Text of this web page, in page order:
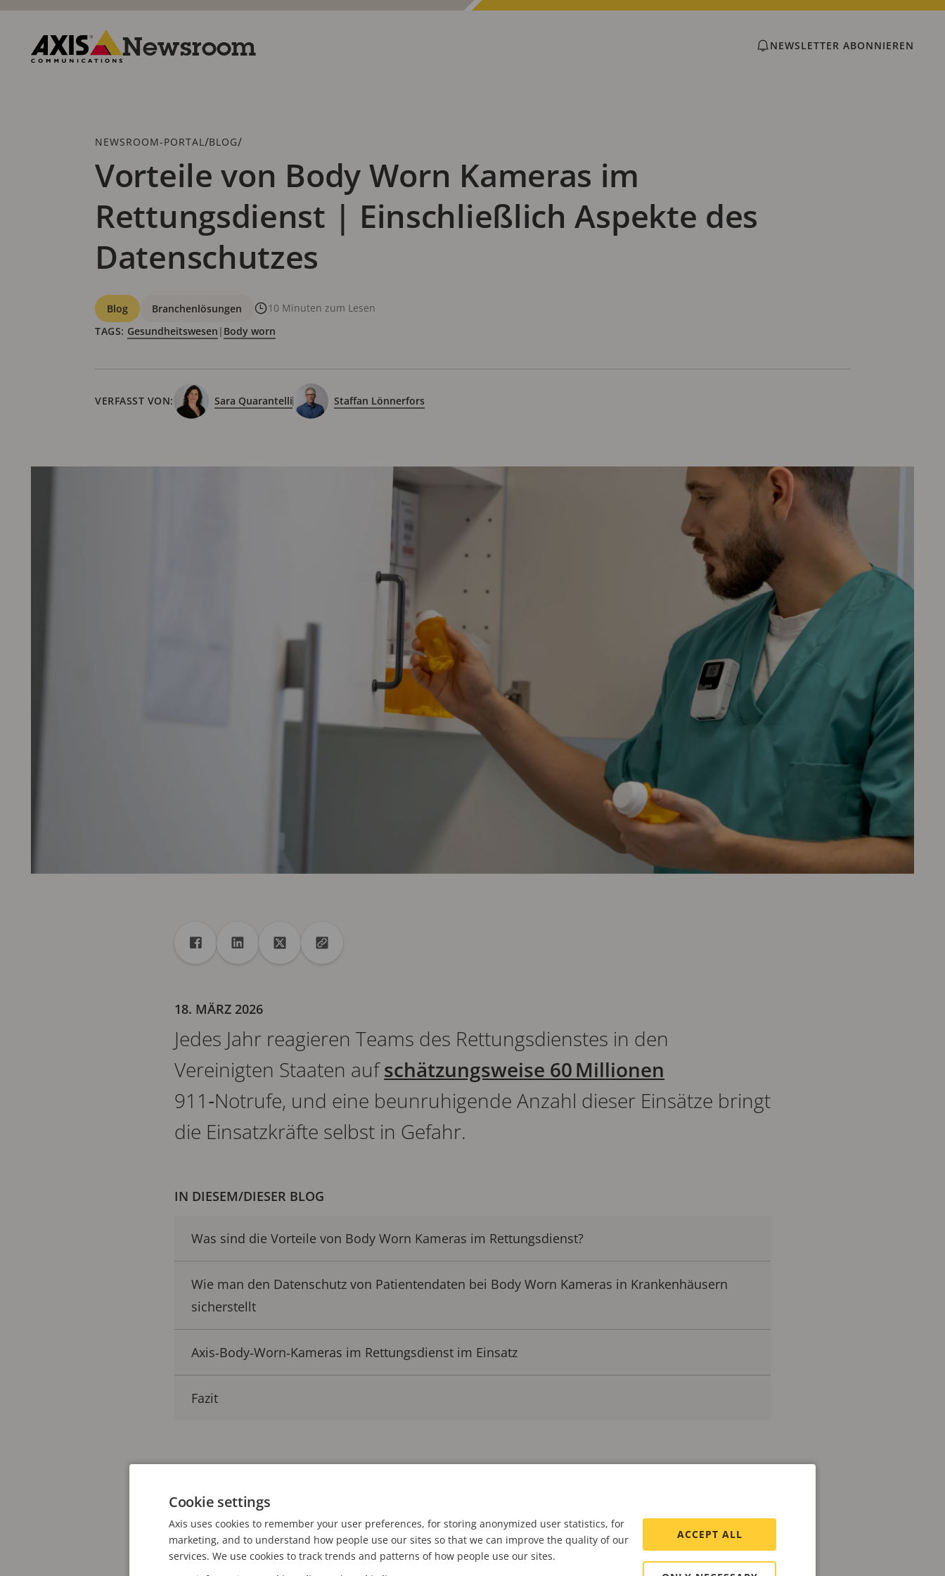
Zum
springen
Newsroom NEWSLETTER ABONNIEREN
Breadcrumb
NEWSROOM-PORTAL /BLOG/
Vorteile von Body Worn Kameras im
Rettungsdienst | Einschließlich Aspekte des
Datenschutzes
Kategorien
Blog Branchenlösungen
10 Minuten zum Lesen
TAGS: Gesundheitswesen | Body worn
VERFASST VON: Sara Quarantelli Staffan Lönnerfors
Freigabe
Teilen auf Facebook
Teilen auf Linkedin
Teilen auf XURL in die Zwischenablage kopieren
18. MÄRZ 2026
Jedes Jahr reagieren Teams des Rettungsdienstes in den
Vereinigten Staaten aufschätzungsweise 60 Millionen
911‑Notrufe, und eine beunruhigende Anzahl dieser Einsätze bringt
die Einsatzkräfte selbst in Gefahr.
IN DIESEM/DIESER BLOG
Was sind die Vorteile von Body Worn Kameras im Rettungsdienst?
Wie man den Datenschutz von Patientendaten bei Body Worn Kameras in Krankenhäusern
sicherstellt
Axis‑Body‑Worn‑Kameras im Rettungsdienst im Einsatz
Fazit
durchgehend zeigen, dass mehr als die Hälfte der Fachkräfte im Rettungsdienst körperliche Gewalt
am Arbeitsplatz erlebt hat. Es ist ein Problem, über das die Branche seit Jahren spricht, das sie aber
nur schwer lösen konnte.
Body Worn Kameras für den Rettungsdienst werden das nicht über Nacht beheben. Aber eine
Cookie settings
Axis uses cookies to remember your user preferences, for storing anonymized user statistics, for
marketing, and to understand how people use our sites so that we can improve the quality of our
services. We use cookies to track trends and patterns of how people use our sites.
ACCEPT ALL